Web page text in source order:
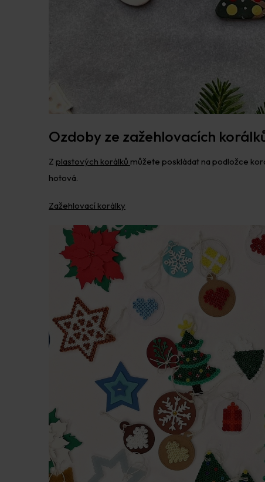
Ozdoby ze zažehlovacích
Z plastových korálků můžete poskládat na podložce
hotová.
Zažehlovací korálky